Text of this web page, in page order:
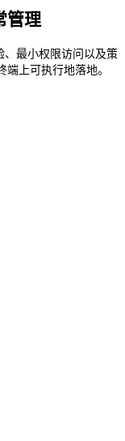
管理
最小权限访问以及策
上可执行地落地。